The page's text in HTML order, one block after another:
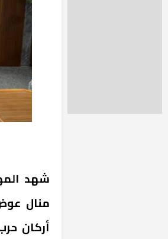
شهد
منال عوض
أركان